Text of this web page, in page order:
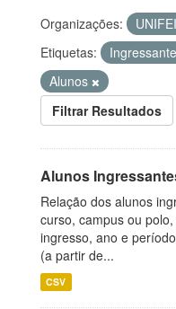
Organizações: UNIFEI
Etiquetas:
Alunos
Filtrar Resultados
Alunos
Relação dos alunos
curso, campus ou
ingresso, ano e
(a partir de...
CSV